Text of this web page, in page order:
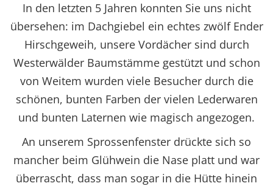
In den letzten 5 Jahren konnten Sie uns nicht
übersehen: im Dachgiebel ein echtes zwölf Ender
Hirschgeweih, unsere Vordächer sind durch
Westerwälder Baumstämme gestützt und schon
von Weitem wurden viele Besucher durch die
schönen, bunten Farben der vielen Lederwaren
und bunten Laternen wie magisch angezogen.
An unserem Sprossenfenster drückte sich so
mancher beim Glühwein die Nase platt und war
überrascht, dass man sogar in die Hütte hinein